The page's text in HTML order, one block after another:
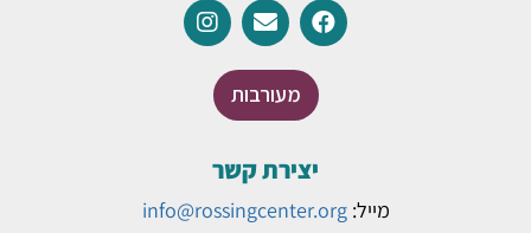
מעורבות
יצירת קשר
מייל:info@rossingcenter.org